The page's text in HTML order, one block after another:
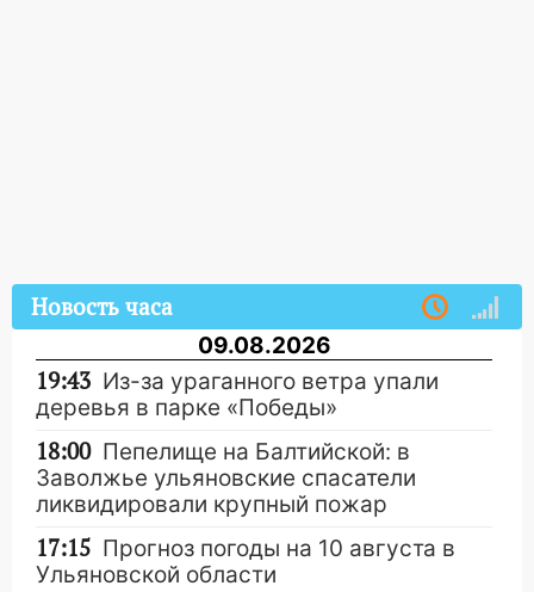
Новость часа
09.08.2026
19:43 Из-за ураганного ветра упали
деревья в парке «Победы»
18:00 Пепелище на Балтийской: в
Заволжье ульяновские спасатели
ликвидировали крупный пожар
17:15 Прогноз погоды на 10 августа в
Ульяновской области